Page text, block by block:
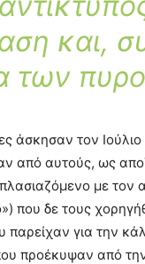
και,
των
άσκησαν τον
από αυτούς, ως
με τον
που δε τους
παρείχαν για την
προέκυψαν από